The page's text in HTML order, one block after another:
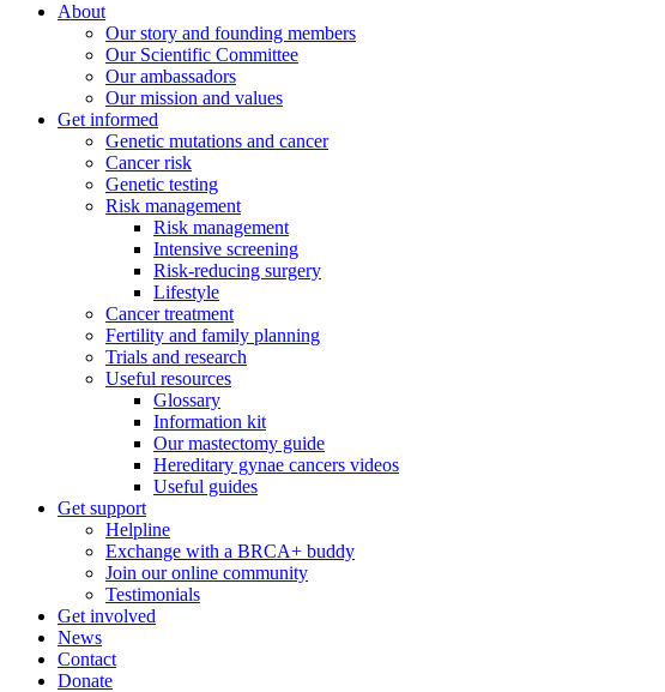
About
Our story and founding members
Our Scientific Committee
Our ambassadors
Our mission and values
Get informed
Genetic mutations and cancer
Cancer risk
Genetic testing
Risk management
Risk management
Intensive screening
Risk-reducing surgery
Lifestyle
Cancer treatment
Fertility and family planning
Trials and research
Useful resources
Glossary
Information kit
Our mastectomy guide
Hereditary gynae cancers videos
Useful guides
Get support
Helpline
Exchange with a BRCA+ buddy
Join our online community
Testimonials
Get involved
News
Contact
Donate